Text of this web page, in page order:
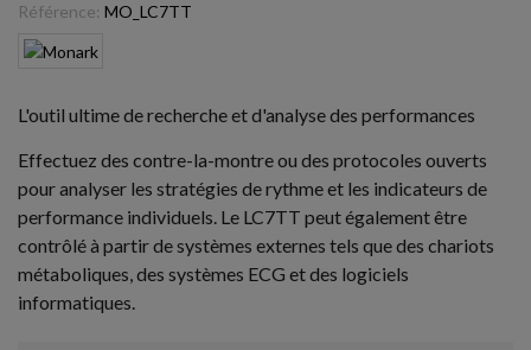
Référence: MO_LC7TT
L'outil ultime de recherche et d'analyse des performances
Effectuez des contre-la-montre ou des protocoles ouverts
pour analyser les stratégies de rythme et les indicateurs de
performance individuels. Le LC7TT peut également être
contrôlé à partir de systèmes externes tels que des chariots
métaboliques, des systèmes ECG et des logiciels
informatiques.